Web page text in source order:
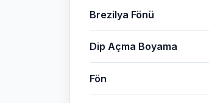
Brezilya Fönü
Dip Açma Boyama
Fön